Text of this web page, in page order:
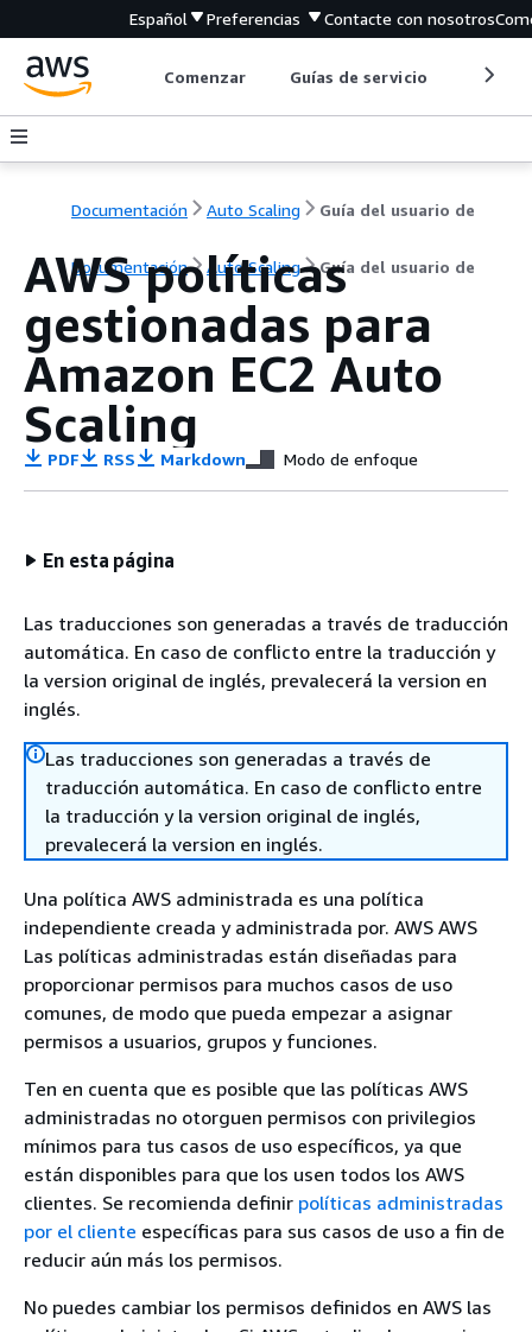
Español Preferencias Contacte con nosotros
Comenzar Guías de servicio
Documentación Auto Scaling Guía del usuario de
Documentación Auto Scaling Guía del usuario de
AWS políticas
gestionadas para
Amazon EC2 Auto
Scaling
PDF RSS Markdown Modo de enfoque
En esta página
Las traducciones son generadas a través de traducción
automática. En caso de conflicto entre la traducción y
la version original de inglés, prevalecerá la version en
inglés.
Las traducciones son generadas a través de
traducción automática. En caso de conflicto entre
la traducción y la version original de inglés,
prevalecerá la version en inglés.
Una política AWS administrada es una política
independiente creada y administrada por. AWS AWS
Las políticas administradas están diseñadas para
proporcionar permisos para muchos casos de uso
comunes, de modo que pueda empezar a asignar
permisos a usuarios, grupos y funciones.
Ten en cuenta que es posible que las políticas AWS
administradas no otorguen permisos con privilegios
mínimos para tus casos de uso específicos, ya que
están disponibles para que los usen todos los AWS
clientes. Se recomienda definir políticas administradas
por el cliente específicas para sus casos de uso a fin de
reducir aún más los permisos.
No puedes cambiar los permisos definidos en AWS las